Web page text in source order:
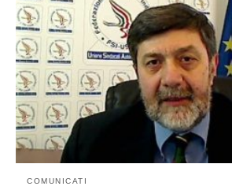
COMUNICATI